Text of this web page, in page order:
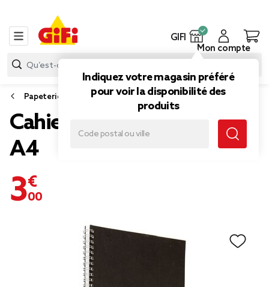
GIFI
Indiquez votre magasin préféré
pour voir la disponibilité des
produits
Mon compte
Papeterie et fournitures bureau
Cahier 160 pages format
A4
3,00 €